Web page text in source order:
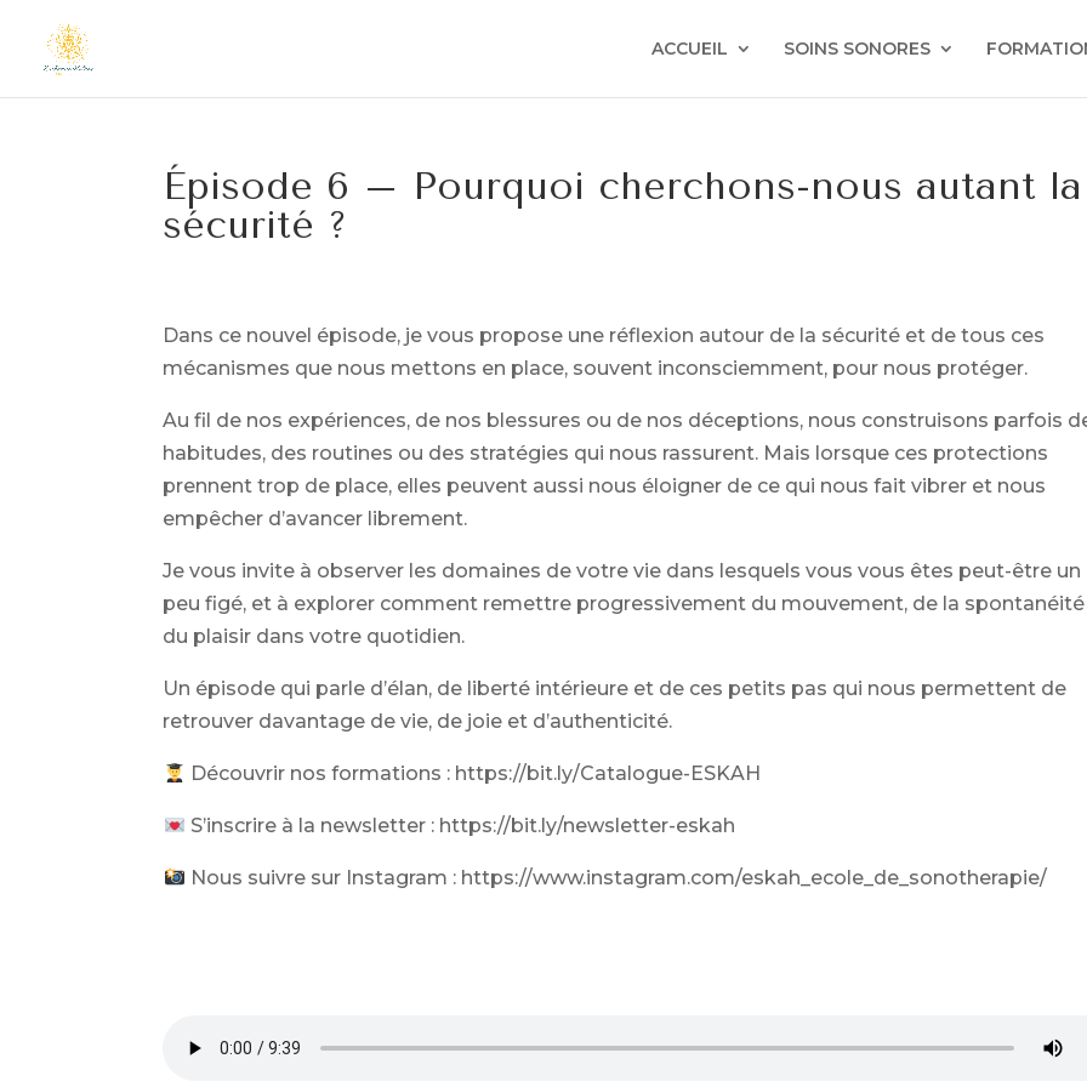
ACCUEIL SOINS SONORES
Épisode 6 – Pourquoi cherchons-nous autant la
sécurité ?
Dans ce nouvel épisode, je vous propose une réflexion autour de la sécurité et de tous ces
mécanismes que nous mettons en place, souvent inconsciemment, pour nous protéger.
Au fil de nos expériences, de nos blessures ou de nos déceptions, nous construisons parfois
habitudes, des routines ou des stratégies qui nous rassurent. Mais lorsque ces protections
prennent trop de place, elles peuvent aussi nous éloigner de ce qui nous fait vibrer et nous
empêcher d’avancer librement.
Je vous invite à observer les domaines de votre vie dans lesquels vous vous êtes peut-être un
peu figé, et à explorer comment remettre progressivement du mouvement, de la
du plaisir dans votre quotidien.
Un épisode qui parle d’élan, de liberté intérieure et de ces petits pas qui nous permettent de
retrouver davantage de vie, de joie et d’authenticité.
Découvrir nos formations : https://bit.ly/Catalogue-ESKAH
S’inscrire à la newsletter : https://bit.ly/newsletter-eskah
Nous suivre sur Instagram : https://www.instagram.com/eskah_ecole_de_sonotherapie/